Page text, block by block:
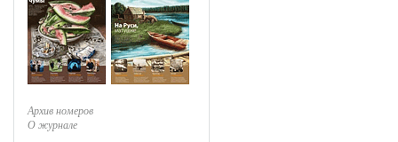
Архив номеров
О журнале